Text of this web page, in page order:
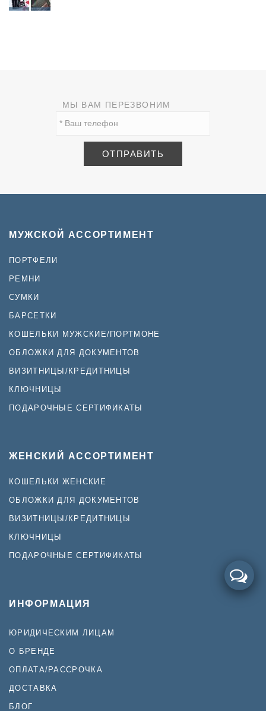
МЫ ВАМ ПЕРЕЗВОНИМ
МУЖСКОЙ АССОРТИМЕНТ
ПОРТФЕЛИ
РЕМНИ
СУМКИ
БАРСЕТКИ
КОШЕЛЬКИ МУЖСКИЕ/ПОРТМОНЕ
ОБЛОЖКИ ДЛЯ ДОКУМЕНТОВ
ВИЗИТНИЦЫ/КРЕДИТНИЦЫ
КЛЮЧНИЦЫ
ПОДАРОЧНЫЕ СЕРТИФИКАТЫ
ЖЕНСКИЙ АССОРТИМЕНТ
КОШЕЛЬКИ ЖЕНСКИЕ
ОБЛОЖКИ ДЛЯ ДОКУМЕНТОВ
ВИЗИТНИЦЫ/КРЕДИТНИЦЫ
КЛЮЧНИЦЫ
ПОДАРОЧНЫЕ СЕРТИФИКАТЫ
ИНФОРМАЦИЯ
ЮРИДИЧЕСКИМ ЛИЦАМ
О БРЕНДЕ
ОПЛАТА/РАССРОЧКА
ДОСТАВКА
БЛОГ